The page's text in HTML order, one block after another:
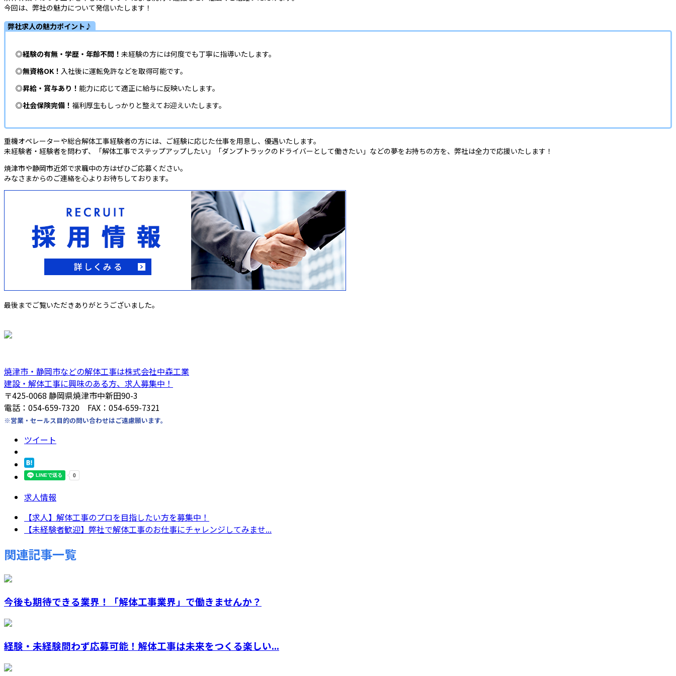
今回は、弊社の魅力について発信いたします！
弊社求人の魅力ポイント♪
◎経験の有無・学歴・年齢不問！ 未経験の方には何度でも丁寧に指導いたします。
◎無資格OK！ 入社後に運転免許などを取得可能です。
◎昇給・賞与あり！ 能力に応じて適正に給与に反映いたします。
◎社会保険完備！ 福利厚生もしっかりと整えてお迎えいたします。
重機オペレーターや総合解体工事経験者の方には、ご経験に応じた仕事を用意し、優遇いたします。
未経験者・経験者を問わず、「解体工事でステップアップしたい」「ダンプトラックのドライバーとして働きたい」などの夢をお持ちの方を、弊社は全力で応援いたします！
焼津市や静岡市近郊で求職中の方はぜひご応募ください。
みなさまからのご連絡を心よりお待ちしております。
最後までご覧いただきありがとうございました。
焼津市・静岡市などの解体工事は株式会社中森工業
建設・解体工事に興味のある方、求人募集中！
〒425-0068 静岡県焼津市中新田90-3
電話：054-659-7320 FAX：054-659-7321
※営業・セールス目的の問い合わせはご遠慮願います。
ツイート
求人情報
【求人】解体工事のプロを目指したい方を募集中！
【未経験者歓迎】弊社で解体工事のお仕事にチャレンジしてみませ...
関連記事一覧
今後も期待できる業界！「解体工事業界」で働きませんか？
経験・未経験問わず応募可能！解体工事は未来をつくる楽しい...